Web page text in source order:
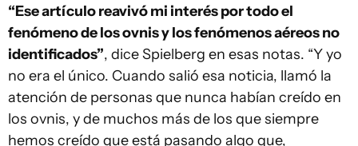
“Ese artículo reavivó mi interés por todo el
fenómeno de los ovnis y los fenómenos aéreos no
identificados”, dice Spielberg en esas notas. “Y yo
no era el único. Cuando salió esa noticia, llamó la
atención de personas que nunca habían creído en
los ovnis, y de muchos más de los que siempre
hemos creído que está pasando algo que,